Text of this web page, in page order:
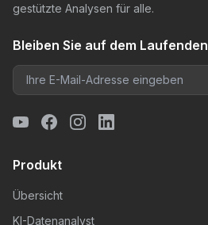
gestützte Analysen für alle.
Bleiben Sie auf dem Laufenden
Produkt
Übersicht
KI-Datenanalyst